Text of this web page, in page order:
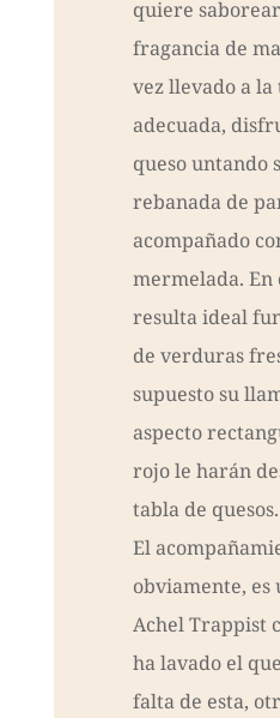
quiere
fragancia de
vez llevado a
adecuada,
queso untando
rebanada de
acompañado
mermelada. En
resulta ideal
de verduras
supuesto su
aspecto
rojo le harán
tabla de quesos.
El
obviamente, es
Achel Trappist
ha lavado el
falta de esta,